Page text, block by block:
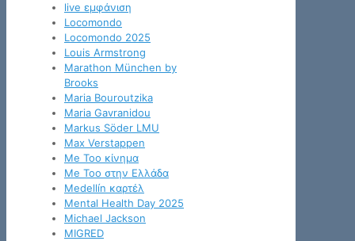
live εμφάνιση
Locomondo
Locomondo 2025
Louis Armstrong
Marathon München by
Brooks
Maria Bouroutzika
Maria Gavranidou
Markus Söder LMU
Max Verstappen
Me Too κίνημα
Me Too στην Ελλάδα
Medellín καρτέλ
Mental Health Day 2025
Michael Jackson
MIGRED